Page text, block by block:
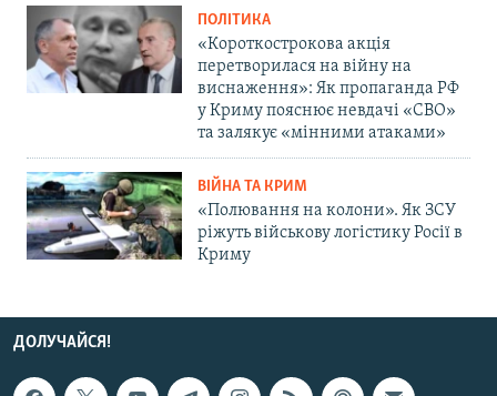
ПОЛІТИКА
«Короткострокова акція
перетворилася на війну на
виснаження»: Як пропаганда РФ
у Криму пояснює невдачі «СВО»
та залякує «мінними атаками»
ВІЙНА ТА КРИМ
«Полювання на колони». Як ЗСУ
ріжуть військову логістику Росії в
Криму
ДОЛУЧАЙСЯ!